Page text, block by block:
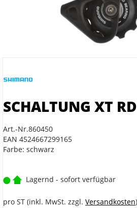
SCHALTUNG XT
Art.-Nr.860450
EAN 4524667299165
Farbe: schwarz
Lagernd - sofort verfügbar
pro ST (inkl. MwSt. zzgl. Versandkosten)